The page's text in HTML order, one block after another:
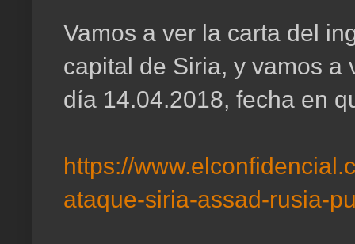
Vamos a ver la carta del
capital de Siria, y vamos a
día 14.04.2018, fecha en
https://
ataque-siria-assad-rusia-